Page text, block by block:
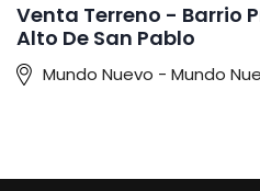
Venta Terreno - Barrio
Alto De San Pablo
Mundo Nuevo - Mundo